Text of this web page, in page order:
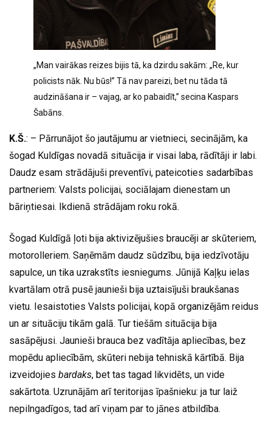
„Man vairākas reizes bijis tā, ka dzirdu sakām: „Re, kur
policists nāk. Nu būs!” Tā nav pareizi, bet nu tāda tā
audzināšana ir – vajag, ar ko pabaidīt,” secina Kaspars
Šabāns.
K.Š.: – Pārrunājot šo jautājumu ar vietnieci, secinājām, ka
šogad Kuldīgas novadā situācija ir visai laba, rādītāji ir labi.
Daudz esam strādājuši preventīvi, pateicoties sadarbības
partneriem: Valsts policijai, sociālajam dienestam un
bāriņtiesai. Ikdienā strādājam roku rokā.
Šogad Kuldīgā ļoti bija aktivizējušies braucēji ar skūteriem,
motorolleriem. Saņēmām daudz sūdzību, bija iedzīvotāju
sapulce, un tika uzrakstīts iesniegums. Jūnijā Kaļķu ielas
kvartālam otrā pusē jaunieši bija uztaisījuši braukšanas
vietu. Iesaistoties Valsts policijai, kopā organizējām reidus
un ar situāciju tikām galā. Tur tiešām situācija bija
sasāpējusi. Jaunieši brauca bez vadītāja apliecības, bez
mopēdu apliecībām, skūteri nebija tehniskā kārtībā. Bija
izveidojies bardaks, bet tas tagad likvidēts, un vide
sakārtota. Uzrunājām arī teritorijas īpašnieku: ja tur laiž
nepilngadīgos, tad arī viņam par to jānes atbildība.